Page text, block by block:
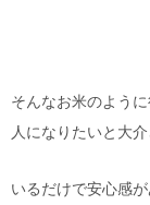
そんなお米のよう
人になりたいと大介
いるだけで安心感